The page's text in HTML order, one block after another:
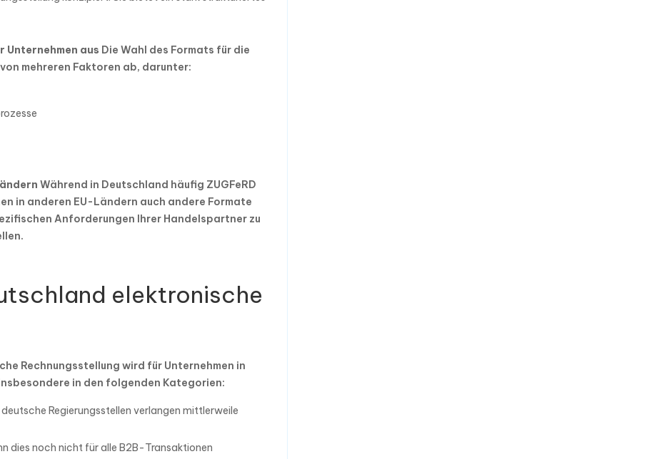
Unternehmen aus Die Wahl des Formats für die
mehreren Faktoren ab, darunter:
Während in Deutschland häufig ZUGFeRD
in anderen EU-Ländern auch andere Formate
Anforderungen Ihrer Handelspartner zu
elektronische
Rechnungsstellung wird für Unternehmen in
in den folgenden Kategorien:
deutsche Regierungsstellen verlangen mittlerweile
dies noch nicht für alle B2B-Transaktionen